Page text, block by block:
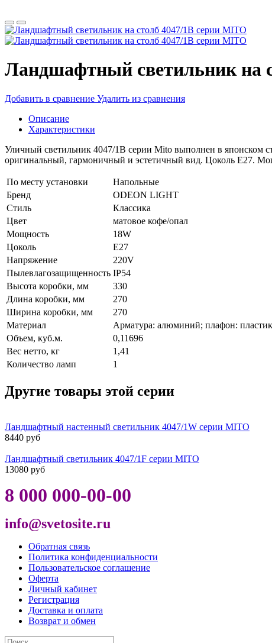
Ландшафтный светильник на
Добавить в сравнение Удалить из сравнения
Описание
Характеристики
Уличный светильник 4047/1B серии Mito выполнен в японском
оригинальный, гармоничный и эстетичный вид. Цоколь E27.
По месту установки
Напольные
Бренд
ODEON LIGHT
Стиль
Классика
Цвет
матовое кофе/опал
Мощность
18W
Цоколь
E27
Напряжение
220V
Пылевлагозащищенность IP54
Высота коробки, мм
330
Длина коробки, мм
270
Ширина коробки, мм
270
Материал
Арматура: алюминий; плафон: пластик
Объем, куб.м.
0,11696
Вес нетто, кг
1,41
Количество ламп
1
Другие товары этой серии
Ландшафтный настенный светильник 4047/1W серии MITO
8440 руб
Ландшафтный светильник 4047/1F серии MITO
13080 руб
8 000 000-00-00
info@svetosite.ru
Обратная связь
Политика конфиденциальности
Пользовательское соглашение
Оферта
Личный кабинет
Регистрация
Доставка и оплата
Возврат и обмен